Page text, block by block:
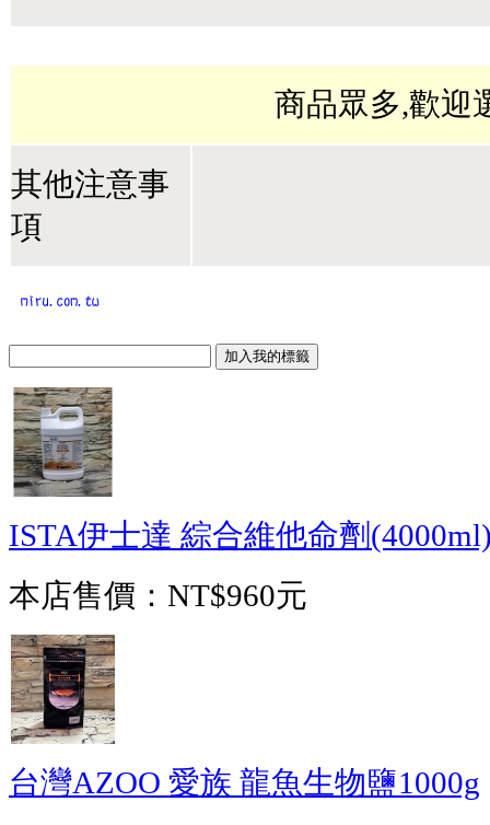
商品眾多,歡迎
其他注意事
項
ISTA伊士達 綜合維他命劑
本店售價： NT$960元
台灣AZOO 愛族 龍魚生物鹽1000g